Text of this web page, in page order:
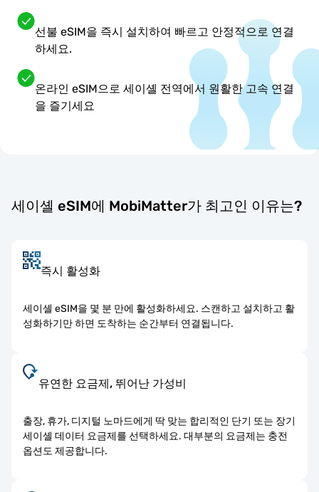
선불 eSIM을 즉시 설치하여 빠르고 안정적으로 연결
하세요.
온라인 eSIM으로 세이셸 전역에서 원활한 고속 연결
을 즐기세요
세이셸 eSIM에 MobiMatter가 최고인 이유는?
즉시 활성화
세이셸 eSIM을 몇 분 만에 활성화하세요. 스캔하고 설치하고 활
성화하기만 하면 도착하는 순간부터 연결됩니다.
유연한 요금제, 뛰어난 가성비
출장, 휴가, 디지털 노마드에게 딱 맞는 합리적인 단기 또는 장기
세이셸 데이터 요금제를 선택하세요. 대부분의 요금제는 충전
옵션도 제공합니다.